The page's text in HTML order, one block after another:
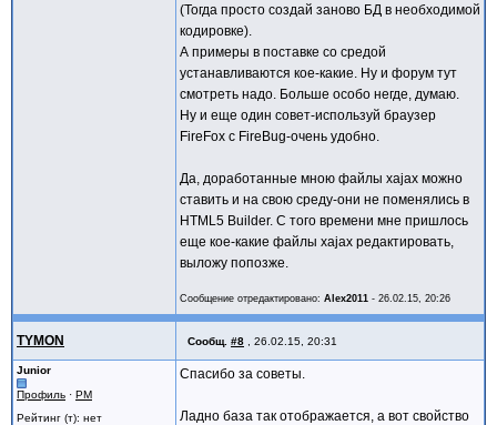
(Тогда просто создай заново БД в необходимой
кодировке).
А примеры в поставке со средой
устанавливаются кое-какие. Ну и форум тут
смотреть надо. Больше особо негде, думаю.
Ну и еще один совет-используй браузер
FireFox c FireBug-очень удобно.
Да, доработанные мною файлы xajax можно
ставить и на свою среду-они не поменялись в
HTML5 Builder. С того времени мне пришлось
еще кое-какие файлы xajax редактировать,
выложу попозже.
Сообщение отредактировано: Alex2011 - 26.02.15, 20:26
TYMON Сообщ. #8 26.02.15, 20:31
Junior
Профиль · PM
Рейтинг (т): нет
Спасибо за советы.
Ладно база так отображается, а вот свойство